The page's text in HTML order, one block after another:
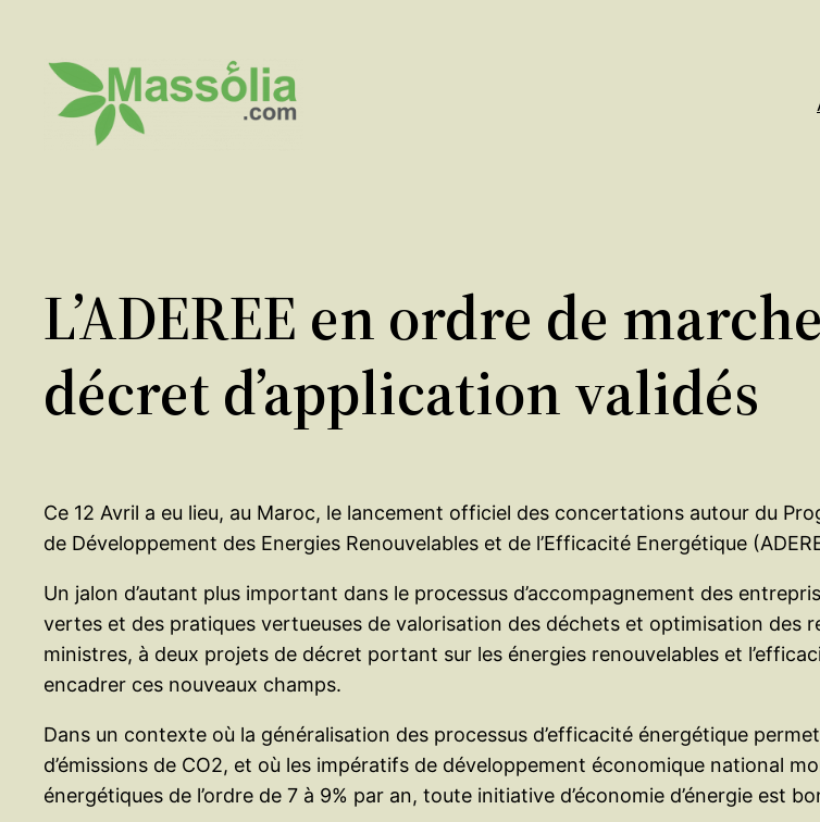
contenu
L’ADEREE en ordre de
décret d’application validés
Ce 12 Avril a eu lieu, au Maroc, le lancement officiel des concertations autour du
de Développement des Energies Renouvelables et de l’Efficacité Energétique
Un jalon d’autant plus important dans le processus d’accompagnement des
vertes et des pratiques vertueuses de valorisation des déchets et optimisation des
ministres, à deux projets de décret portant sur les énergies renouvelables et
encadrer ces nouveaux champs.
Dans un contexte où la généralisation des processus d’efficacité énergétique
d’émissions de CO2, et où les impératifs de développement économique national
énergétiques de l’ordre de 7 à 9% par an, toute initiative d’économie d’énergie est